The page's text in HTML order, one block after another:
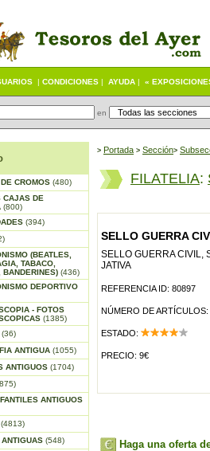
| CONDICIONES | AYUDA | «
en
CROMOS (480)
CAJAS DE
(800)
(394)
(BEATLES,
TABACO,
BANDERINES) (436)
DEPORTIVO
- FOTOS
(1385)
(36)
ANTIGUA (1055)
ANTIGUOS (1704)
ANTIGUOS
(4813)
(548)
> Portada > Sección>
FILATELIA:
SELLO GUERRA
SELLO GUERRA CIVIL,
JATIVA
REFERENCIA ID: 80897
NÚMERO DE ARTÍCULOS:
ESTADO:
PRECIO: 9€
Haga una oferta